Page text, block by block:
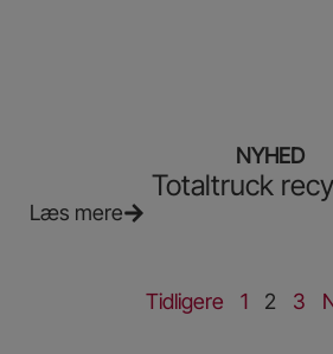
NYHED
Totaltruck
Læs mere
Tidligere 1 2 3